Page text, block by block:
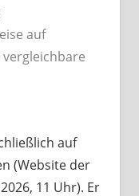
auf
auf
(Website der
11 Uhr). Er